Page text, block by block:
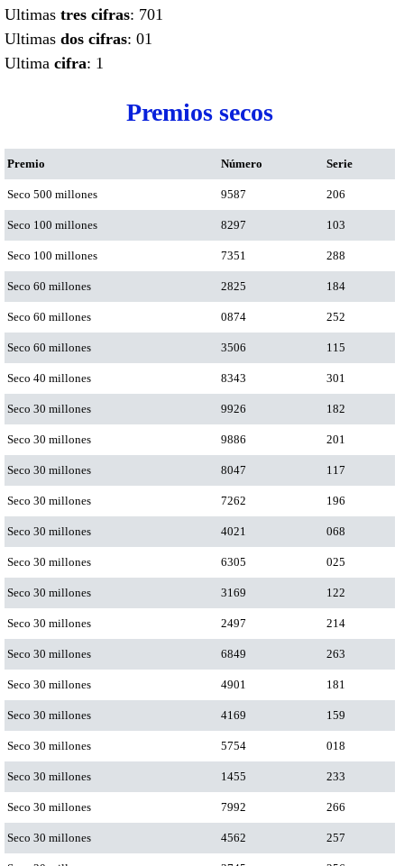
Ultimas tres cifras: 701
Ultimas dos cifras: 01
Ultima cifra: 1
Premios secos
Premio Número Serie
Seco 500 millones 9587 206
Seco 100 millones 8297 103
Seco 100 millones 7351 288
Seco 60 millones 2825 184
Seco 60 millones 0874 252
Seco 60 millones 3506 115
Seco 40 millones 8343 301
Seco 30 millones 9926 182
Seco 30 millones 9886 201
Seco 30 millones 8047 117
Seco 30 millones 7262 196
Seco 30 millones 4021 068
Seco 30 millones 6305 025
Seco 30 millones 3169 122
Seco 30 millones 2497 214
Seco 30 millones 6849 263
Seco 30 millones 4901 181
Seco 30 millones 4169 159
Seco 30 millones 5754 018
Seco 30 millones 1455 233
Seco 30 millones 7992 266
Seco 30 millones 4562 257